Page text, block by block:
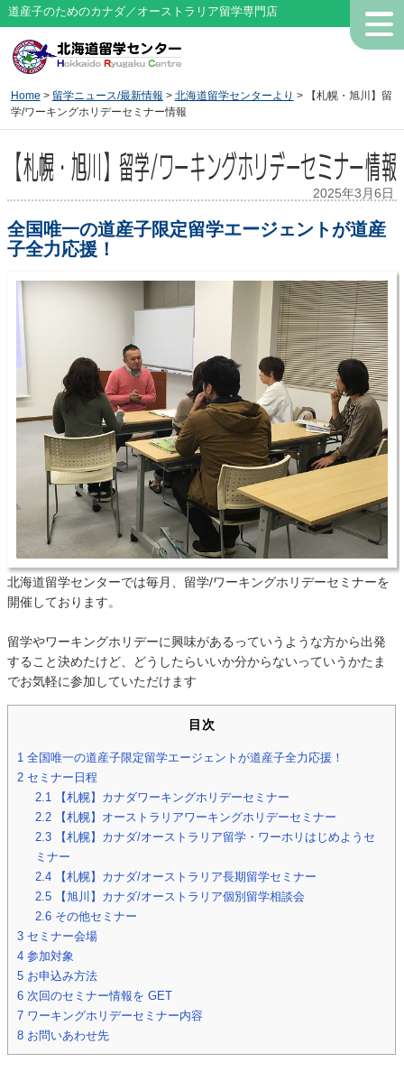
道産子のためのカナダ／オーストラリア留学専門店
Home > 留学ニュース/最新情報 > 北海道留学センターより > 【札幌・旭川】留
学/ワーキングホリデーセミナー情報
【札幌・旭川】留学/ワーキングホリデーセミナー情報
2025年3月6日
全国唯一の道産子限定留学エージェントが道産
子全力応援！
北海道留学センターでは毎月、留学/ワーキングホリデーセミナーを
開催しております。
留学やワーキングホリデーに興味があるっていうような方から出発
すること決めたけど、どうしたらいいか分からないっていうかたま
でお気軽に参加していただけます
目次
1 全国唯一の道産子限定留学エージェントが道産子全力応援！
2 セミナー日程
2.1
【札幌】カナダワーキングホリデーセミナー
2.2 【札幌】オーストラリアワーキングホリデーセミナー
2.3 【札幌】カナダ/オーストラリア留学・ワーホリはじめようセ
ミナー
2.4 【札幌】カナダ/オーストラリア長期留学セミナー
2.5 【旭川】カナダ/オーストラリア個別留学相談会
2.6 その他セミナー
3 セミナー会場
4 参加対象
5 お申込み方法
6 次回のセミナー情報を GET
7 ワーキングホリデーセミナー内容
8 お問いあわせ先